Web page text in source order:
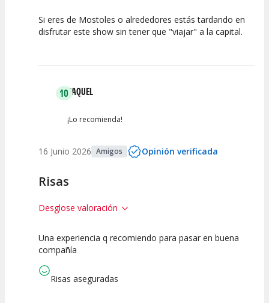
10 10 10
Si eres de Mostoles o alrededores estás tardando en
disfrutar este show sin tener que "viajar" a la capital.
10RAQUEL
¡Lo recomienda!
16 Junio 2026 Amigos Opinión verificada
Risas
Desglose valoración
10
Espectáculo
10
Escena
10
Una experiencia q recomiendo para pasar en buena
compañía
Risas aseguradas